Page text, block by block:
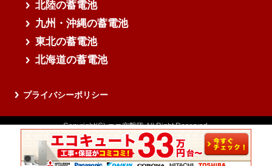
北陸の蓄電池
九州・沖縄の蓄電池
東北の蓄電池
北海道の蓄電池
プライバシーポリシー
Copyright(C) エコ突撃隊 All Right Reserved.